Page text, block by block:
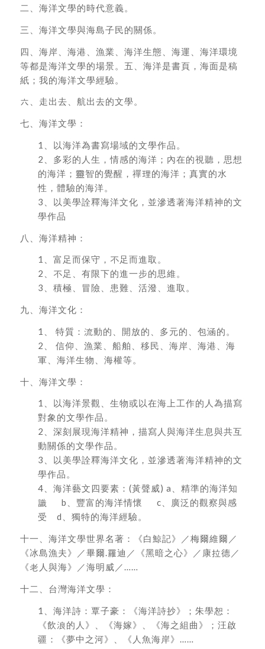
二、海洋文學的時代意義。
三、海洋文學與海島子民的關係。
四、海岸、海港、漁業、海洋生態、海運、海洋環境
等都是海洋文學的場景。五、海洋是書頁，海面是稿
紙；我的海洋文學經驗。
六、走出去、航出去的文學。
七、海洋文學：
1、以海洋為書寫場域的文學作品。
2、多彩的人生，情感的海洋；內在的視聽，思想
的海洋；靈智的覺醒，禪理的海洋；真實的水
性，體驗的海洋。
3、以美學詮釋海洋文化，並滲透著海洋精神的文
學作品
八、海洋精神：
1、富足而保守，不足而進取。
2、不足、有限下的進一步的思維。
3、積極、冒險、患難、活潑、進取。
九、海洋文化：
1、 特質：流動的、開放的、多元的、包涵的。
2、 信仰、漁業、船舶、移民、海岸、海港、海
軍、海洋生物、海權等。
十、海洋文學：
1、以海洋景觀、生物或以在海上工作的人為描寫
對象的文學作品。
2、深刻展現海洋精神，描寫人與海洋生息與共互
動關係的文學作品。
3、以美學詮釋海洋文化，並滲透著海洋精神的文
學作品。
4、海洋藝文四要素：(黃聲威) a、精準的海洋知
識 b、豐富的海洋情懷 c、廣泛的觀察與感
受 d、獨特的海洋經驗。
十一、海洋文學世界名著：《白鯨記》／梅爾維爾／
《冰島漁夫》／畢爾.羅迪／《黑暗之心》／康拉德／
《老人與海》／海明威／……
十二、台灣海洋文學：
1、海洋詩：覃子豪：《海洋詩抄》；朱學恕：
《飲浪的人》、《海嫁》、《海之組曲》；汪啟
疆：《夢中之河》、《人魚海岸》……